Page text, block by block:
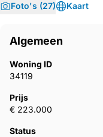
Foto's (27) Kaart
Algemeen
Woning ID
34119
Prijs
€ 223.000
Status